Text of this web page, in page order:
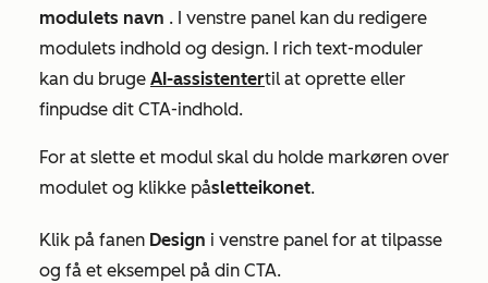
modulets navn . I venstre panel kan du redigere
modulets indhold og design. I rich text-moduler
kan du bruge AI-assistentertil at oprette eller
finpudse dit CTA-indhold.
For at slette et modul skal du holde markøren over
modulet og klikke påsletteikonet.
Klik på fanen Design i venstre panel for at tilpasse
og få et eksempel på din CTA.